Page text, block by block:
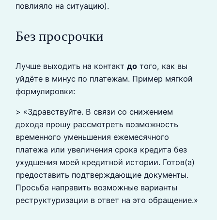
повлияло на ситуацию).
Без просрочки
Лучше выходить на контакт до того, как вы
уйдёте в минус по платежам. Пример мягкой
формулировки:
> «Здравствуйте. В связи со снижением
дохода прошу рассмотреть возможность
временного уменьшения ежемесячного
платежа или увеличения срока кредита без
ухудшения моей кредитной истории. Готов(а)
предоставить подтверждающие документы.
Просьба направить возможные варианты
реструктуризации в ответ на это обращение.»